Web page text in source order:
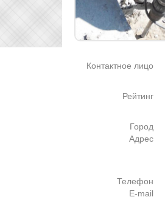
Контактное лицо
Рейтинг
Город
Адрес
Телефон
E-mail